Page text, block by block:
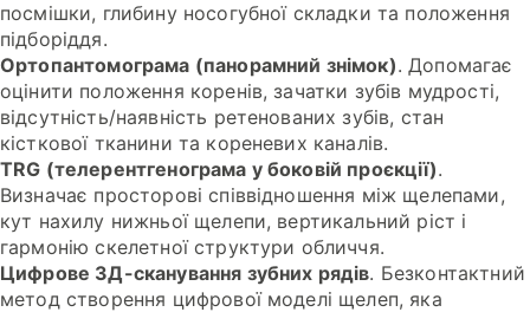
посмішки, глибину носогубної складки та положення
підборіддя.
Ортопантомограма (панорамний знімок). Допомагає
оцінити положення коренів, зачатки зубів мудрості,
відсутність/наявність ретенованих зубів, стан
кісткової тканини та кореневих каналів.
TRG (телерентгенограма у боковій проєкції).
Визначає просторові співвідношення між щелепами,
кут нахилу нижньої щелепи, вертикальний ріст і
гармонію скелетної структури обличчя.
Цифрове 3Д-сканування зубних рядів. Безконтактний
метод створення цифрової моделі щелеп, яка